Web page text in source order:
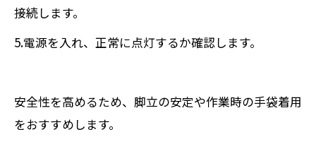
接続します。
5.電源を入れ、正常に点灯するか確認します。
安全性を高めるため、脚立の安定や作業時の手袋着用
をおすすめします。